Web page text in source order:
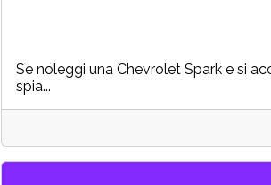
Se noleggi una Chevrolet Spark e si
spia...